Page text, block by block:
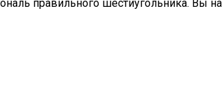
правильного шестиугольника. Вы